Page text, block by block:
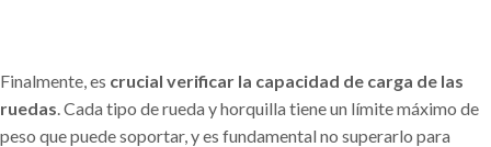
Finalmente, es crucial verificar la capacidad de carga de las
ruedas . Cada tipo de rueda y horquilla tiene un límite máximo de
peso que puede soportar, y es fundamental no superarlo para